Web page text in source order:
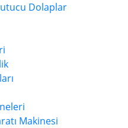
Dolaplar
Makinesi